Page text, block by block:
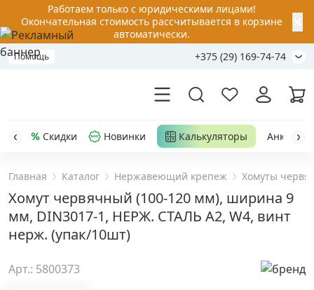
Работаем только с юридическими лицами!
Окончательная стоимость рассчитывается в корзине
автоматически.
Помощь +375 (29) 169-74-74
Акции
Распродажа
Скидки Новинки Калькуляторы Анкер-
Главная Каталог Нержавеющий крепеж Хомуты
Хомут червячный (100-120 мм), ширина 9
мм, DIN3017-1, НЕРЖ. СТАЛЬ A2, W4, винт
нерж. (упак/10шт)
Арт.: 5800373